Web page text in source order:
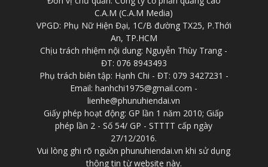
C.A.M (C.A.M Media)
VPGD: Phụ Nữ Hiện Đại, 1C/B đường TX25, P.Thới
An, TP.HCM
Chịu trách nhiệm nội dung: Nguyễn Thùy Trang -
ĐT: 076 8943493
Phụ trách biên tập: Hạnh Chi - ĐT: 079 3427231 -
Email: hanhchi1975@gmail.com -
lienhe@phunuhiendai.vn
Giấy phép hoạt động: GP lần 1 năm 2010; Giấp
phép lần 2 - Số 54/ GP - STTTT cấp ngày
27/12/2016.
Vui lòng ghi rõ nguồn phunuhiendai.vn khi sử dụng
thông tin từ website này.